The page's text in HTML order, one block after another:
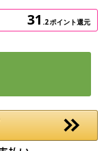
31 .2ポイント還元